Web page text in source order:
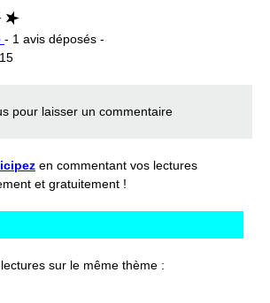
- 1 avis déposés -
pour laisser un commentaire
en commentant vos lectures
et gratuitement !
sur le même thème :